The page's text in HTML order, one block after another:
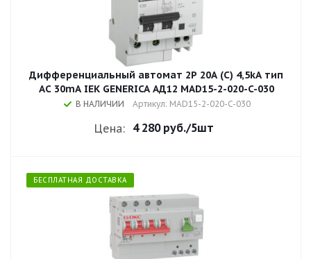
Дифференциальный автомат 2Р 20A (С) 4,5kA тип
AC 30mA IEK GENERICA АД12 MAD15-2-020-C-030
В НАЛИЧИИ Артикул: MAD15-2-020-C-030
Цена: 4 280 руб./5шт
БЕСПЛАТНАЯ ДОСТАВКА